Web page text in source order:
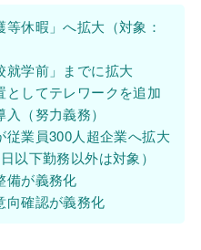
休暇」へ拡大（対象：
就学前」までに拡大
してテレワークを追加
（努力義務）
業員300人超企業へ拡大
以下勤務以外は対象）
備が義務化
向確認が義務化